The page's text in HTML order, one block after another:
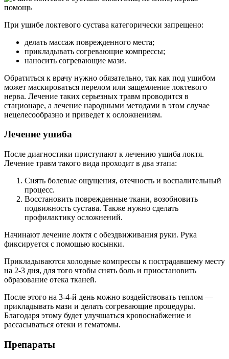
При ушибе локтевого сустава категорически запрещено:
делать массаж поврежденного места;
прикладывать согревающие компрессы;
наносить согревающие мази.
Обратиться к врачу нужно обязательно, так как под ушибом
может маскироваться перелом или защемление локтевого
нерва. Лечение таких серьезных травм проводится в
стационаре, а лечение народными методами в этом случае
нецелесообразно и приведет к осложнениям.
Лечение ушиба
После диагностики приступают к лечению ушиба локтя.
Лечение травм такого вида проходит в два этапа:
Снять болевые ощущения, отечность и воспалительный
процесс.
Восстановить поврежденные ткани, возобновить
подвижность сустава. Также нужно сделать
профилактику осложнений.
Начинают лечение локтя с обездвиживания руки. Рука
фиксируется с помощью косынки.
Прикладываются холодные компрессы к пострадавшему месту
на 2-3 дня, для того чтобы снять боль и приостановить
образование отека тканей.
После этого на 3-4-й день можно воздействовать теплом —
прикладывать мази и делать согревающие процедуры.
Благодаря этому будет улучшаться кровоснабжение и
рассасываться отеки и гематомы.
Препараты